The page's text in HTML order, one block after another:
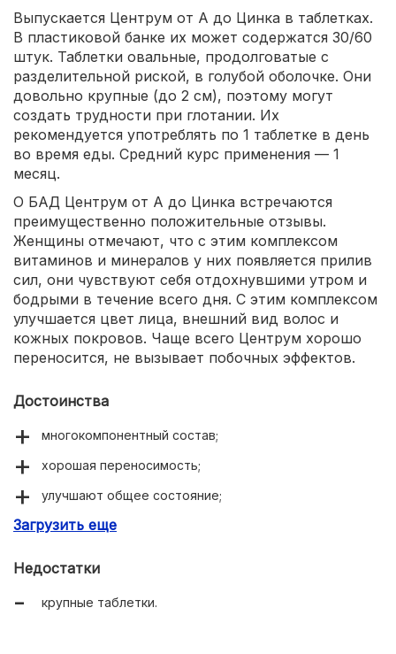
Выпускается Центрум от А до Цинка в таблетках.
В пластиковой банке их может содержатся 30/60
штук. Таблетки овальные, продолговатые с
разделительной риской, в голубой оболочке. Они
довольно крупные (до 2 см), поэтому могут
создать трудности при глотании. Их
рекомендуется употреблять по 1 таблетке в день
во время еды. Средний курс применения — 1
месяц.
О БАД Центрум от А до Цинка встречаются
преимущественно положительные отзывы.
Женщины отмечают, что с этим комплексом
витаминов и минералов у них появляется прилив
сил, они чувствуют себя отдохнувшими утром и
бодрыми в течение всего дня. С этим комплексом
улучшается цвет лица, внешний вид волос и
кожных покровов. Чаще всего Центрум хорошо
переносится, не вызывает побочных эффектов.
Достоинства
многокомпонентный состав;
хорошая переносимость;
улучшают общее состояние;
повышают защитные силы организма;
Загрузить еще
Недостатки
крупные таблетки.